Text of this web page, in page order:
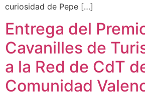
curiosidad de Pepe […]
Entrega del
Cavanilles de
a la Red de CdT
Comunidad